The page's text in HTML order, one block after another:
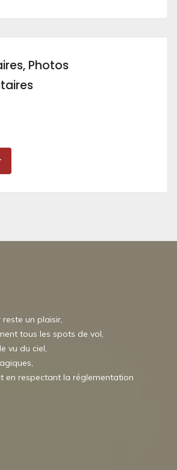
Photos
un plaisir,
tous les spots de vol,
vu du ciel,
en respectant la réglementation